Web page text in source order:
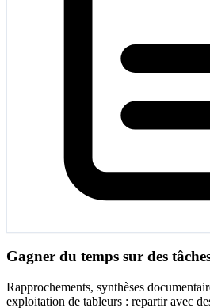
Gagner du temps sur des
Rapprochements, synthèses
exploitation de tableurs : repartir avec